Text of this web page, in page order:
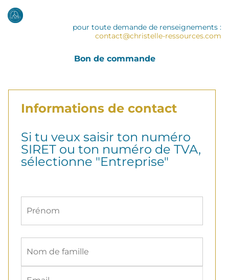
pour toute demande de renseignements :
contact@christelle-ressources.com
Bon de commande
Informations de contact
Si tu veux saisir ton numéro
SIRET ou ton numéro de TVA,
sélectionne "Entreprise"